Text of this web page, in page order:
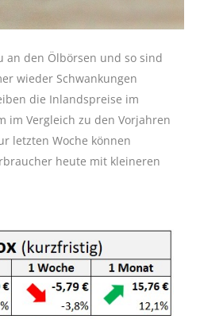
an den Ölbörsen und so sind
wieder Schwankungen
die Inlandspreise im
im Vergleich zu den Vorjahren
letzten Woche können
heute mit kleineren